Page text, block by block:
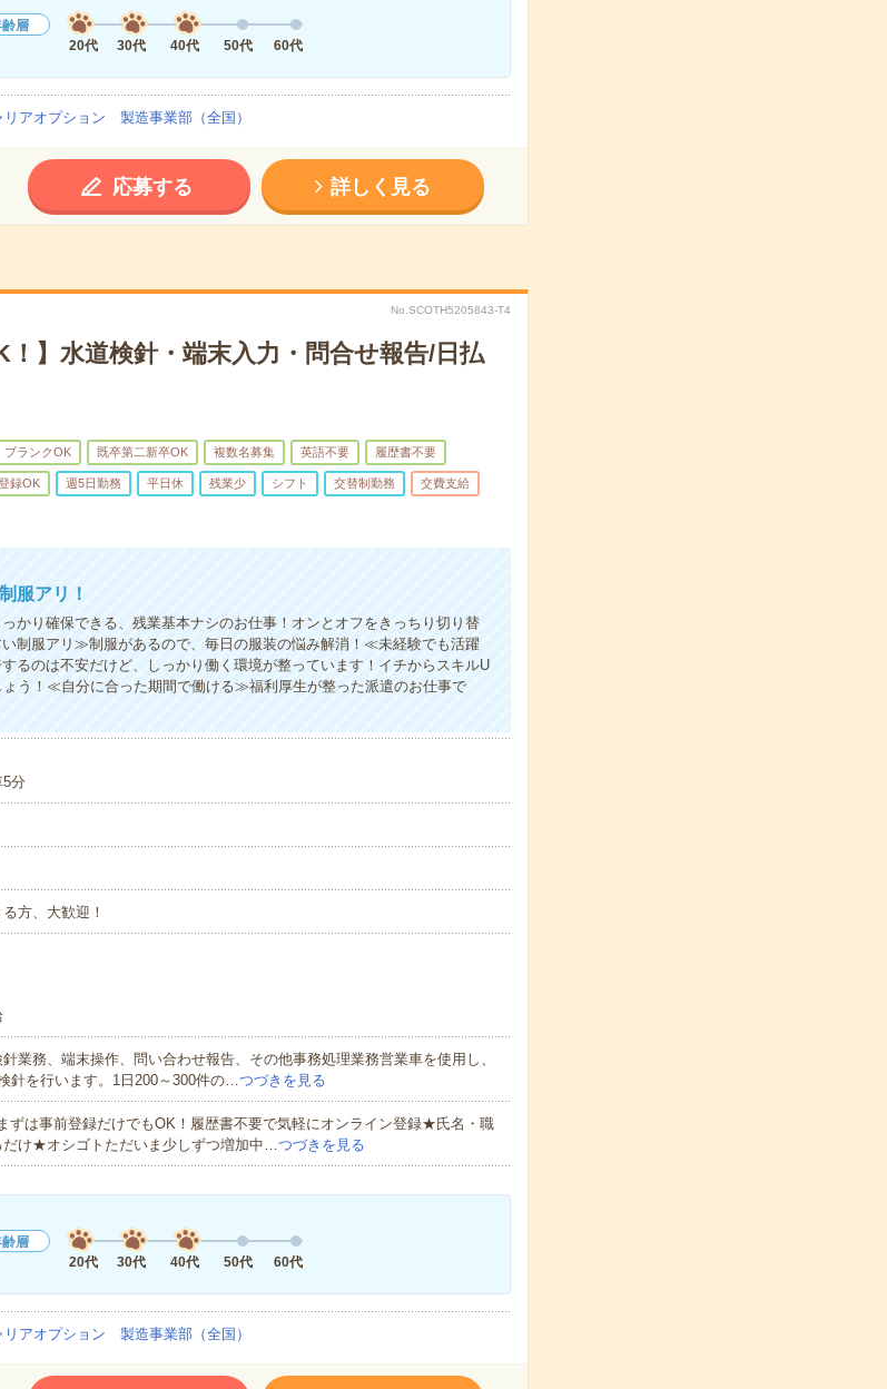
層
20代
30代 40代 50代 60代
リアオプション 製造事業部（全国）
応募する 詳しく見る
No.SCOTH5205843-T4
！】水道検針・端末入力・問合せ報告/日払
ブランクOK 既卒第二新卒OK 複数名募集 英語不要 履歴書不要
録OK 週5日勤務 平日休 残業少 シフト 交替制勤務 交費支給
服アリ！
かり確保できる、残業基本ナシのお仕事！オンとオフをきっちり切り替
制服アリ≫制服があるので、毎日の服装の悩み解消！≪未経験でも活躍
るのは不安だけど、しっかり働く環境が整っています！イチからスキルU
ょう！≪自分に合った期間で働ける≫福利厚生が整った派遣のお仕事で
分
方、大歓迎！
業務、端末操作、問い合わせ報告、その他事務処理業務営業車を使用し、
針を行います。1日200～300件の…つづきを見る
ずは事前登録だけでもOK！履歴書不要で気軽にオンライン登録★氏名・職
だけ★オシゴトただいま少しずつ増加中…つづきを見る
層
20代
30代 40代 50代 60代
リアオプション 製造事業部（全国）